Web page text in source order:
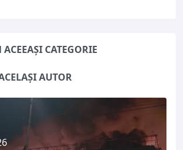
ARTICOLE DIN ACEEAȘI CATEGORIE
ARTICOLE DE ACELAȘI AUTOR